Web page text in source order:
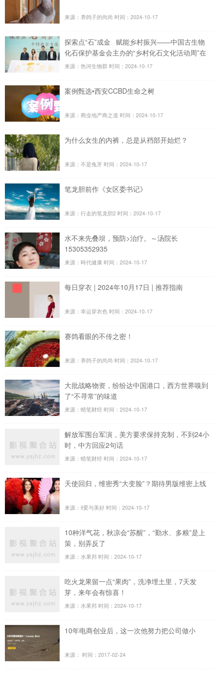
来源：养鸽子的尚尚 时间：2024-10-17
探索点“石”成金 赋能乡村振兴——中国古生物
化石保护基金会主办的“乡村化石文化活动周”在
浙江建德李家镇举办并圆满结束
来源：热河生物群 时间：2024-10-17
案例甄选•西安CCBD生命之树
来源：商业地产商之道 时间：2024-10-17
为什么女生的内裤，总是从裆部开始烂？
来源：不是兔牙 时间：2024-10-17
笔龙胆前作《女区委书记》
来源：行走的笔龙胆2 时间：2024-10-17
水不来先叠坝，预防>治疗。～汤院长
15305352935
来源：時代健康 时间：2024-10-17
每日穿衣 | 2024年10月17日 | 推荐指南
来源：幸运穿衣色 时间：2024-10-17
赛鸽看眼的不传之密！
来源：养鸽子的尚尚 时间：2024-10-17
大批战略物资，纷纷达中国港口，西方世界嗅到
了“不寻常”的味道
来源：蜡笔财经 时间：2024-10-17
解放军围台军演，美方要求保持克制，不到24小
时，中方回应2句话
来源：蜡笔财经 时间：2024-10-17
天使回归，维密秀“大变脸”？期待男版维密上线
来源：if爱与美好 时间：2024-10-17
10种洋气花，秋凉会“苏醒”，“勤水、多粮”是上
策，别弄反了
来源：水果邦 时间：2024-10-17
吃火龙果留一点“果肉”，洗净埋土里，7天发
芽，来年会有惊喜！
来源：水果邦 时间：2024-10-17
10年电商创业后，这一次他努力把公司做小
来源： 时间：2017-02-24